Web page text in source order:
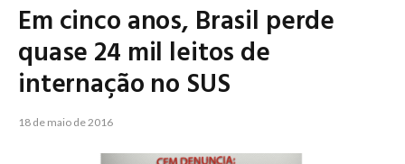
Em cinco anos, Brasil perde
quase 24 mil leitos de
internação no SUS
18 de maio de 2016